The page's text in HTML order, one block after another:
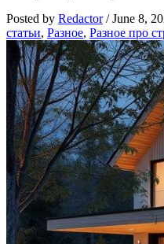
Posted by Redactor / June 8,
статьи, Разное, Разное про